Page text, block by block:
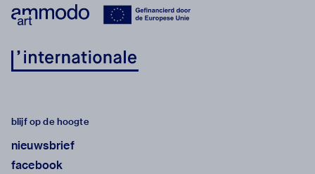
blijf op de hoogte
nieuwsbrief
facebook